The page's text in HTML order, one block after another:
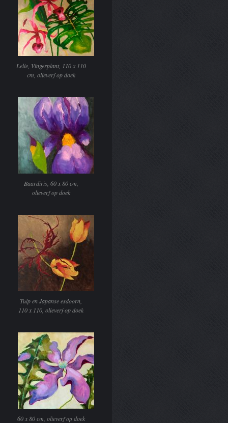
Lelie, Vingerplant, 110 x 110
cm, olieverf op doek
Baardiris, 60 x 80 cm,
olieverf op doek
Tulp en Japanse esdoorn,
110 x 110, olieverf op doek
60 x 80 cm, olieverf op doek